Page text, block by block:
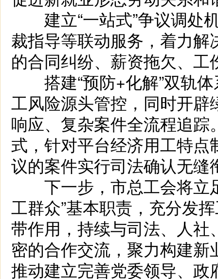
建立“一站式”争议调处
裁指导等联动服务，着力
的合同纠纷、薪资拖欠、
搭建“预防+化解”双轨体
工风险源头管控，同时开
响应、复杂案件全流程追踪
式，针对平台经济用工特
议的案件实行司法确认无
下一步，市总工会将立
工群众”基本职责，充分发
带作用，持续与司法、人
密的合作交流，聚力构建
推动建立完善党委领导、